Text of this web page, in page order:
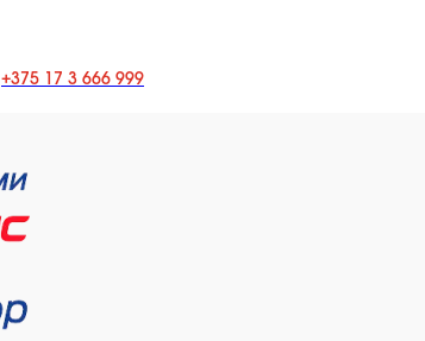
+375 17 3 666 999